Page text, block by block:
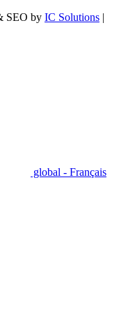
SEO by IC Solutions |
global - Français